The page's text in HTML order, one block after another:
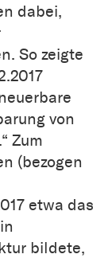
dabei,
So zeigte
von
Zum
(bezogen
etwa das
bildete,